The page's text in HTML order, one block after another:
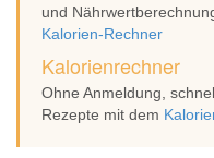
und
Kalorien-Rechner
Kalorienrechner
Ohne Anmeldung,
Rezepte mit dem